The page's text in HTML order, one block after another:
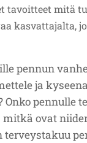
tavoitteet mitä
kasvattajalta,
pennun
ja
pennulle
ovat